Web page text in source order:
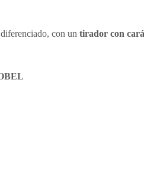
con un tirador con